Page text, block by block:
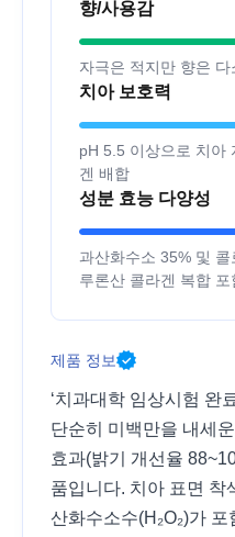
향/사용감
자극은 적지만 향은
치아 보호력
pH 5.5 이상으로 치아
겐 배합
성분 효능 다양성
과산화수소 35% 및
루론산 콜라겐 복합 포
제품 정보
‘치과대학 임상시험 완
단순히 미백만을 내세
효과(밝기 개선율
품입니다. 치아 표면 착
산화수소수(H₂O₂)가